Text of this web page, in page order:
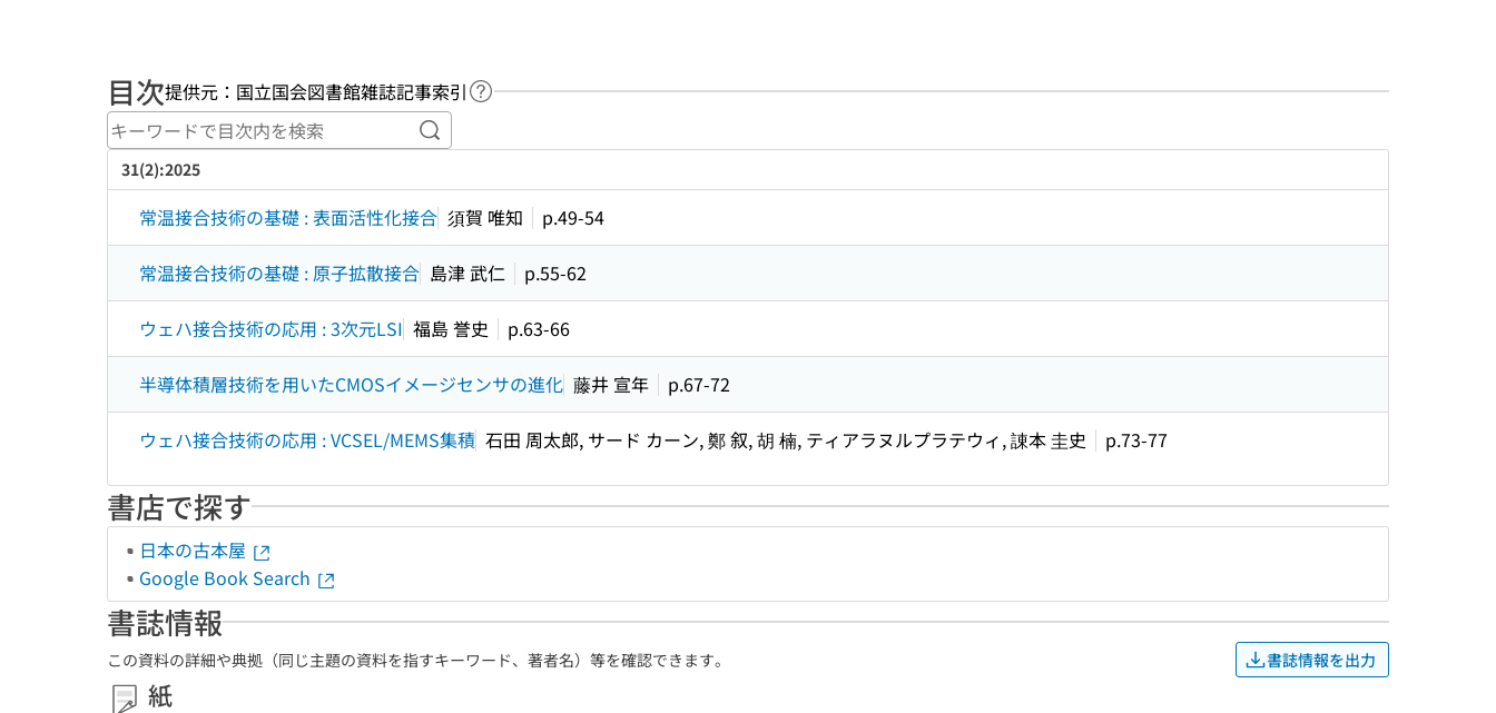
目次提供元：国立国会図書館雑誌記事索引 ヘルプページへのリンク
キーワードで目次内を検索
31(2):2025
常温接合技術の基礎 : 表面活性化接合 須賀 唯知 p.49-54
常温接合技術の基礎 : 原子拡散接合 島津 武仁 p.55-62
ウェハ接合技術の応用 : 3次元LSI 福島 誉史 p.63-66
半導体積層技術を用いたCMOSイメージセンサの進化 藤井 宣年 p.67-72
ウェハ接合技術の応用 : VCSEL/MEMS集積 石田 周太郎, サード カーン, 鄭 叙, 胡 楠, ティアラヌルプラテウィ, 諌本 圭史 p.73-77
書店で探す
日本の古本屋
Google Book Search
書誌情報
この資料の詳細や典拠（同じ主題の資料を指すキーワード、著者名）等を確認できます。 書誌情報を出力
紙